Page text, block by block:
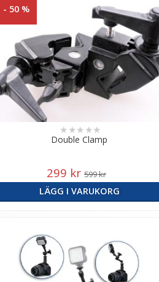
- 50 %
Double Clamp
★ ★★ ★★
299 kr 599 kr
LÄGG I VARUKORG